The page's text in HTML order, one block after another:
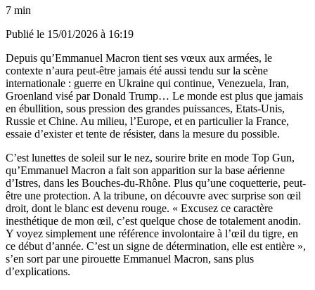
7 min
Publié le 15/01/2026 à 16:19
Depuis qu’Emmanuel Macron tient ses vœux aux armées, le
contexte n’aura peut-être jamais été aussi tendu sur la scène
internationale : guerre en Ukraine qui continue, Venezuela, Iran,
Groenland visé par Donald Trump… Le monde est plus que jamais
en ébullition, sous pression des grandes puissances, Etats-Unis,
Russie et Chine. Au milieu, l’Europe, et en particulier la France,
essaie d’exister et tente de résister, dans la mesure du possible.
C’est lunettes de soleil sur le nez, sourire brite en mode Top Gun,
qu’Emmanuel Macron a fait son apparition sur la base aérienne
d’Istres, dans les Bouches-du-Rhône. Plus qu’une coquetterie, peut-
être une protection. A la tribune, on découvre avec surprise son œil
droit, dont le blanc est devenu rouge. « Excusez ce caractère
inesthétique de mon œil, c’est quelque chose de totalement anodin.
Y voyez simplement une référence involontaire à l’œil du tigre, en
ce début d’année. C’est un signe de détermination, elle est entière »,
s’en sort par une pirouette Emmanuel Macron, sans plus
d’explications.